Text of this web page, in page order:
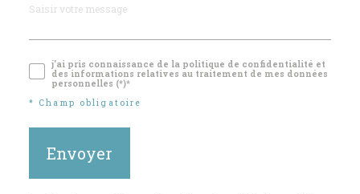
j'ai pris connaissance de la politique de confidentialité et
des informations relatives au traitement de mes données
personnelles (*)*
* Champ obligatoire
Envoyer